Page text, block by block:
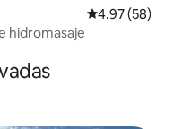
Calificación
4.97 (58)
hidromasaje